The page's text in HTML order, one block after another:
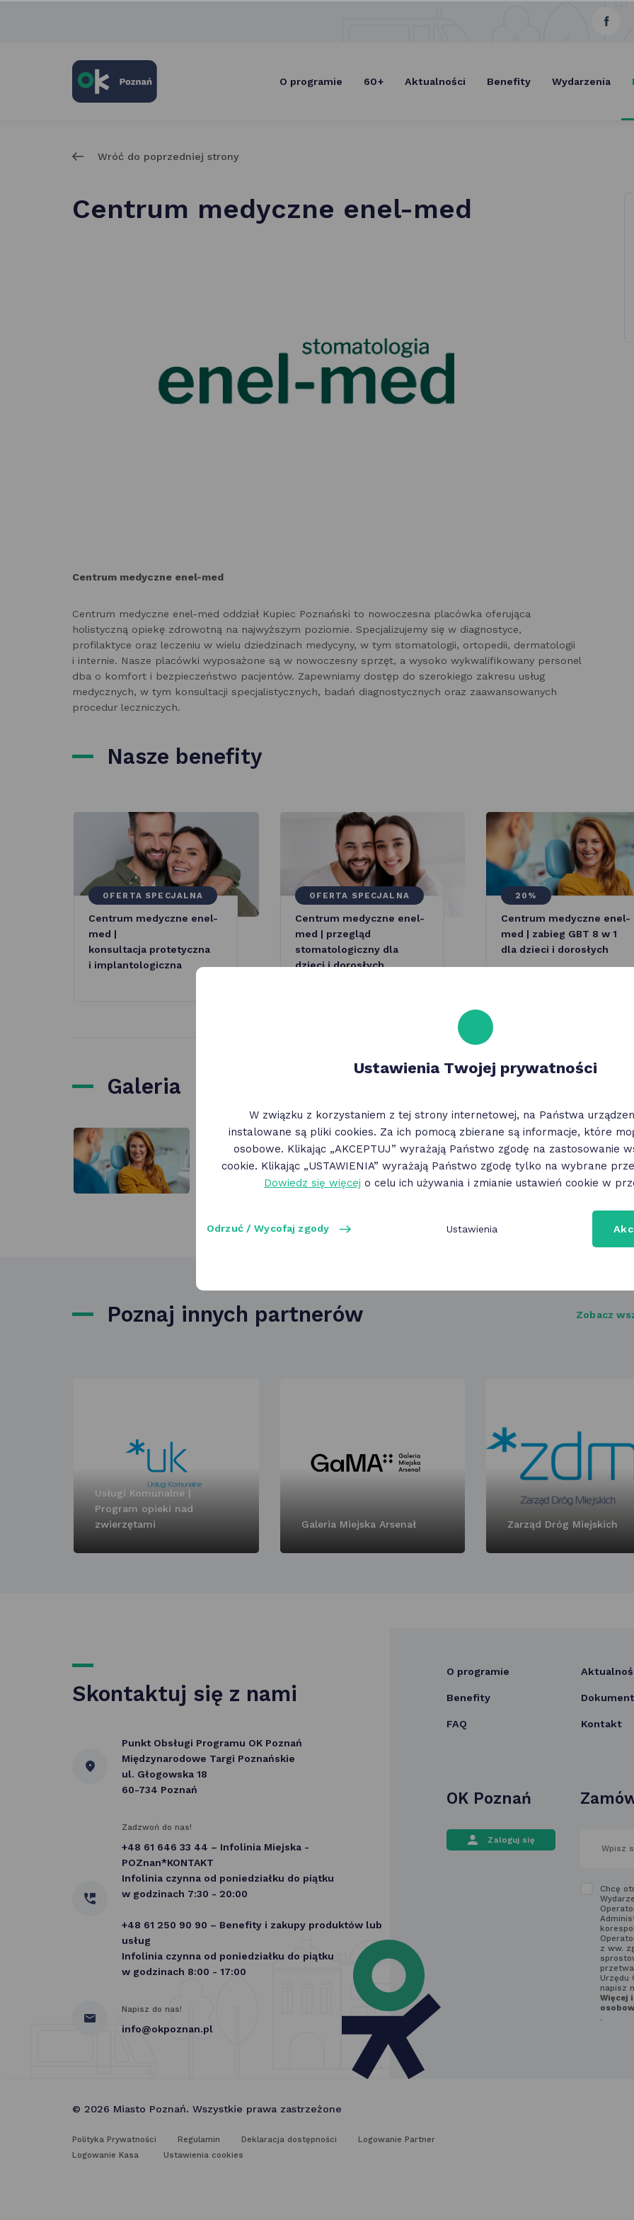
Selectlink
O programie 60+ Aktualności Benefity Wydarzenia
Wróć do poprzedniej strony
Centrum medyczne enel-med
Centrum medyczne enel-med
Centrum medyczne enel-med oddział Kupiec Poznański to nowoczesna placówka oferująca
holistyczną opiekę zdrowotną na najwyższym poziomie. Specjalizujemy się w diagnostyce,
profilaktyce oraz leczeniu w wielu dziedzinach medycyny, w tym stomatologii, ortopedii, dermatologii
i internie. Nasze placówki wyposażone są w nowoczesny sprzęt, a wysoko wykwalifikowany personel
dba o komfort i bezpieczeństwo pacjentów. Zapewniamy dostęp do szerokiego zakresu usług
medycznych, w tym konsultacji specjalistycznych, badań diagnostycznych oraz zaawansowanych
procedur leczniczych.
Nasze benefity
OFERTA SPECJALNA
Centrum medyczne enel-
med |
konsultacja protetyczna
i implantologiczna
OFERTA SPECJALNA
Centrum medyczne enel-
med | przegląd
stomatologiczny dla
dzieci i dorosłych
20%
Centrum medyczne enel-
med | zabieg GBT 8 w 1
dla dzieci i dorosłych
Galeria
Poznaj innych partnerów Zobacz
Usługi Komunalne |
Program opieki nad
zwierzętami
Galeria Miejska Arsenał Zarząd Dróg Miejskich
Skontaktuj się z nami
Punkt Obsługi Programu OK Poznań
Międzynarodowe Targi Poznańskie
ul. Głogowska 18
60-734 Poznań
Zadzwoń do nas!
+48 61 646 33 44 – Infolinia Miejska -
POZnan*KONTAKT
Infolinia czynna od poniedziałku do piątku
w godzinach 7:30 - 20:00
+48 61 250 90 90 – Benefity i zakupy produktów lub
usług
Infolinia czynna od poniedziałku do piątku
w godzinach 8:00 - 17:00
Napisz do nas!
info@okpoznan.pl
O programie
Benefity
FAQ Kontakt
OK Poznań
Zaloguj się
poniżej
z
Chcę
z ww.
Urzędu
napisz
Więcej
.
© 2026 Miasto Poznań. Wszystkie prawa zastrzeżone
Polityka Prywatności Regulamin Deklaracja dostępności
Logowanie Partner
Logowanie Kasa
Ustawienia cookies
Ustawienia Twojej prywatności
W związku z korzystaniem z tej strony internetowej, na Państwa
instalowane są pliki cookies. Za ich pomocą zbierane są informacje, które
osobowe. Klikając „AKCEPTUJ” wyrażają Państwo zgodę na zastosowanie
cookie. Klikając „USTAWIENIA” wyrażają Państwo zgodę tylko na wybrane
Dowiedz się więcej o celu ich używania i zmianie ustawień cookie w
Odrzuć / Wycofaj zgody Ustawienia